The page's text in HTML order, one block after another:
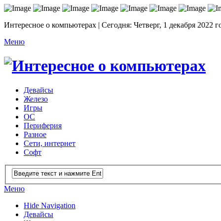
Интересное о компьютерах | Сегодня: Четверг, 1 декабря 2022
Меню
Девайсы
Железо
Игры
ОС
Периферия
Разное
Сети, интернет
Софт
Меню
Hide Navigation
Девайсы